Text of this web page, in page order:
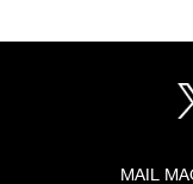
MAIL